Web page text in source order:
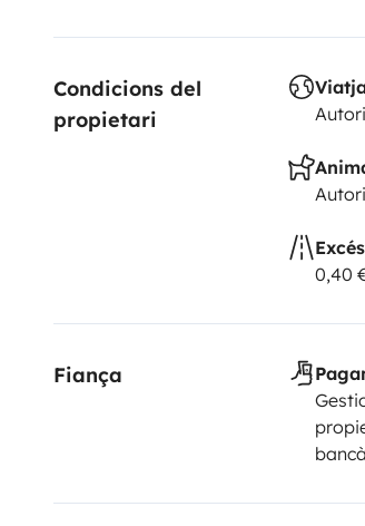
Condicions del
propietari
0,40
Fiança